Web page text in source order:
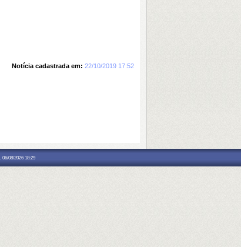
Notícia cadastrada em: 22/10/2019 17:52
06/08/2026 18:29